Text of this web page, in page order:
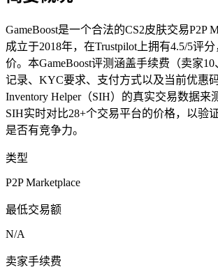
GameBoost是一个合法的CS2皮肤交易P2P
成立于2018年，在Trustpilot上拥有4.5/5评
价。本GameBoost评测涵盖手续费（卖家
记录、KYC要求、支付方式以及当前优惠
Inventory Helper（SIH）的真实交易数据来
SIH实时对比28+个交易平台的价格，以验
是否有竞争力。
类型
P2P Marketplace
最低交易额
N/A
卖家手续费